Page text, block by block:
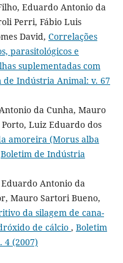
Eduardo Antonio da
Perri, Fábio Luis
David, Correlações
parasitológicos e
suplementadas com
de Indústria Animal: v. 67
da Cunha, Mauro
Luiz Eduardo dos
amoreira (Morus alba
Boletim de Indústria
Antonio da
Mauro Sartori Bueno,
da silagem de cana-
de cálcio , Boletim
4 (2007)